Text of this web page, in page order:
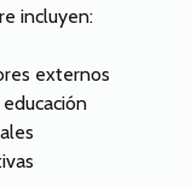
incluyen:
externos